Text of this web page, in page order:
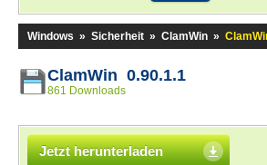
Windows » Sicherheit » ClamWin »
ClamWin 0.90.1.1
861 Downloads
Jetzt herunterladen